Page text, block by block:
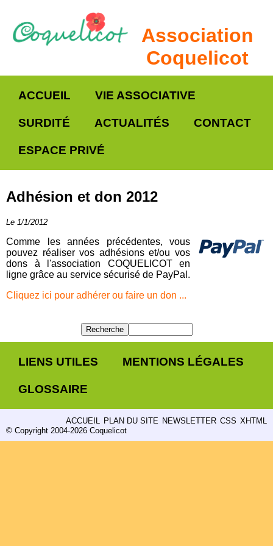
Association
Coquelicot
ACCUEIL VIE ASSOCIATIVE
SURDITÉ ACTUALITÉS CONTACT
ESPACE PRIVÉ
Adhésion et don 2012
Le 1/1/2012
Comme les années précédentes, vous
pouvez réaliser vos adhésions et/ou vos
dons à l'association COQUELICOT en
ligne grâce au service sécurisé de PayPal.
Cliquez ici pour adhérer ou faire un don ...
LIENS UTILES MENTIONS LÉGALES
GLOSSAIRE
ACCUEIL PLAN DU SITE NEWSLETTER CSS XHTML
© Copyright 2004-2026 Coquelicot